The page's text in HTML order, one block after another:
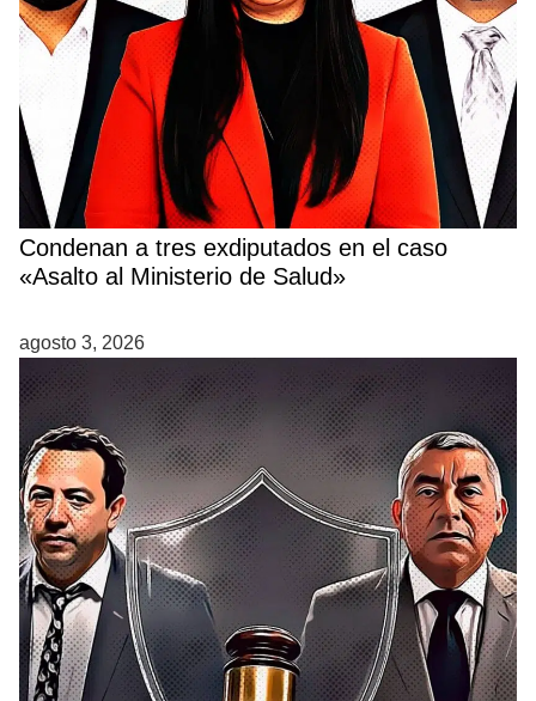
Condenan a tres exdiputados en el caso
«Asalto al Ministerio de Salud»
agosto 3, 2026